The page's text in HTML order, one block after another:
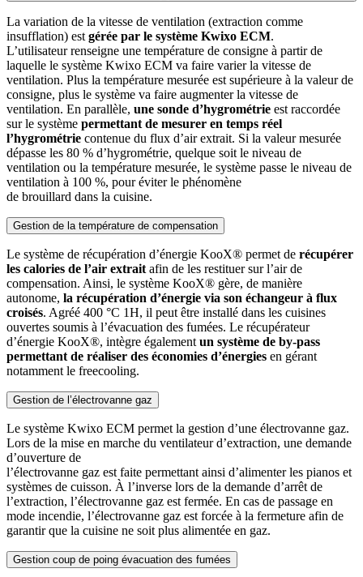
La variation de la vitesse de ventilation (extraction comme
insufflation) est gérée par le système Kwixo ECM.
L’utilisateur renseigne une température de consigne à partir de
laquelle le système Kwixo ECM va faire varier la vitesse de
ventilation. Plus la température mesurée est supérieure à la valeur de
consigne, plus le système va faire augmenter la vitesse de
ventilation. En parallèle, une sonde d’hygrométrie est raccordée
sur le système permettant de mesurer en temps réel
l’hygrométrie contenue du flux d’air extrait. Si la valeur mesurée
dépasse les 80 % d’hygrométrie, quelque soit le niveau de
ventilation ou la température mesurée, le système passe le niveau de
ventilation à 100 %, pour éviter le phénomène
de brouillard dans la cuisine.
Gestion de la température de compensation
Le système de récupération d’énergie KooX® permet de récupérer
les calories de l’air extrait afin de les restituer sur l’air de
compensation. Ainsi, le système KooX® gère, de manière
autonome, la récupération d’énergie via son échangeur à flux
croisés. Agréé 400 °C 1H, il peut être installé dans les cuisines
ouvertes soumis à l’évacuation des fumées. Le récupérateur
d’énergie KooX®, intègre également un système de by-pass
permettant de réaliser des économies d’énergies en gérant
notamment le freecooling.
Gestion de l’électrovanne gaz
Le système Kwixo ECM permet la gestion d’une électrovanne gaz.
Lors de la mise en marche du ventilateur d’extraction, une demande
d’ouverture de
l’électrovanne gaz est faite permettant ainsi d’alimenter les pianos et
systèmes de cuisson. À l’inverse lors de la demande d’arrêt de
l’extraction, l’électrovanne gaz est fermée. En cas de passage en
mode incendie, l’électrovanne gaz est forcée à la fermeture afin de
garantir que la cuisine ne soit plus alimentée en gaz.
Gestion coup de poing évacuation des fumées